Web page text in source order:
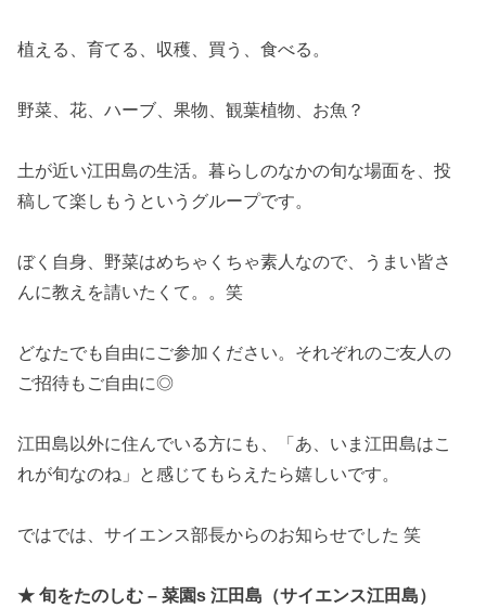
植える、育てる、収穫、買う、食べる。
野菜、花、ハーブ、果物、観葉植物、お魚？
土が近い江田島の生活。暮らしのなかの旬な場面を、投
稿して楽しもうというグループです。
ぼく自身、野菜はめちゃくちゃ素人なので、うまい皆さ
んに教えを請いたくて。。笑
どなたでも自由にご参加ください。それぞれのご友人の
ご招待もご自由に◎
江田島以外に住んでいる方にも、「あ、いま江田島はこ
れが旬なのね」と感じてもらえたら嬉しいです。
ではでは、サイエンス部長からのお知らせでした 笑
★ 旬をたのしむ – 菜園s 江田島（サイエンス江田島）